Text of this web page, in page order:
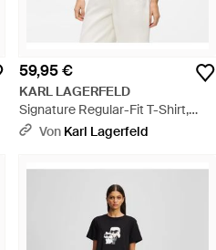
59,95 €
KARL LAGERFELD
Signature Regular-Fit T-Shirt,
Damen, Größe - Schwarz
Von Karl Lagerfeld